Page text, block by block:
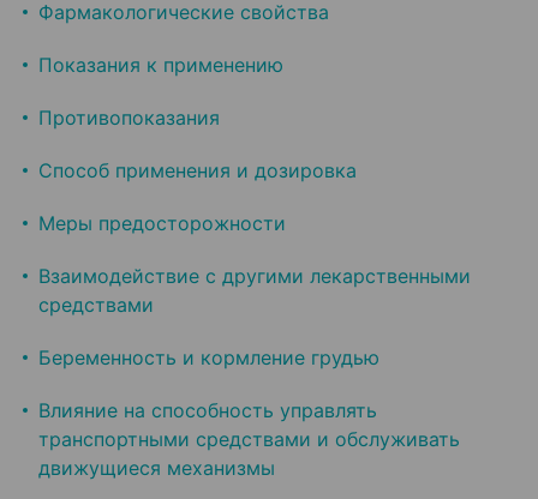
Фармакологические свойства
Показания к применению
Противопоказания
Способ применения и дозировка
Меры предосторожности
Взаимодействие с другими лекарственными
средствами
Беременность и кормление грудью
Влияние на способность управлять
транспортными средствами и обслуживать
движущиеся механизмы